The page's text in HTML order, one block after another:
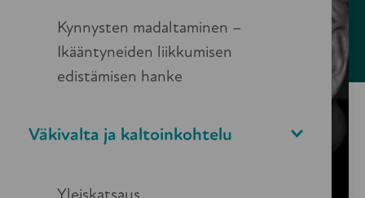
Kynnysten madaltaminen –
Ikääntyneiden liikkumisen
edistämisen hanke
Väkivalta ja kaltoinkohtelu